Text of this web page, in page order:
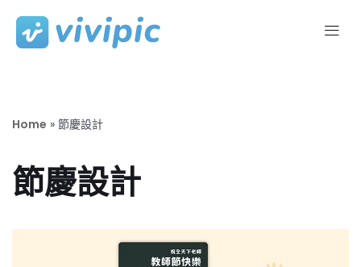
Skip
Home » 節慶設計
節慶設計